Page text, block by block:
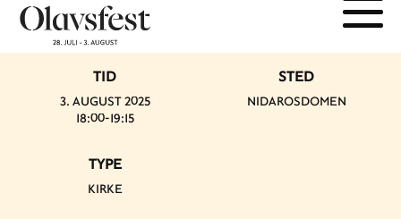
TID
3. AUGUST 2025
18:00-19:15
STED
NIDAROSDOMEN
TYPE
KIRKE